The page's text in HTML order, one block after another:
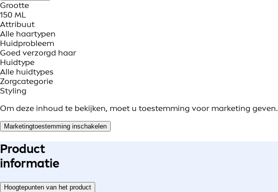
Grootte
150 ML
Attribuut
Alle haartypen
Huidprobleem
Goed verzorgd haar
Huidtype
Alle huidtypes
Zorgcategorie
Styling
Om deze inhoud te bekijken, moet u toestemming voor marketing geven.
Marketingtoestemming inschakelen
Product
informatie
Hoogtepunten van het product